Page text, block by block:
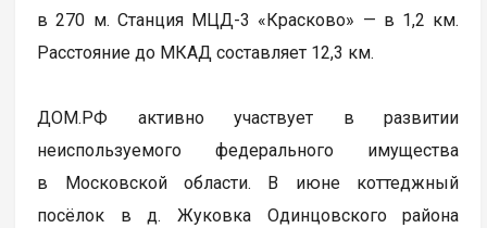
в 270 м. Станция МЦД-3 «Красково» — в 1,2 км.
Расстояние до МКАД составляет 12,3 км.
ДОМ.РФ активно участвует в развитии
неиспользуемого федерального имущества
в Московской области. В июне коттеджный
посёлок в д. Жуковка Одинцовского района